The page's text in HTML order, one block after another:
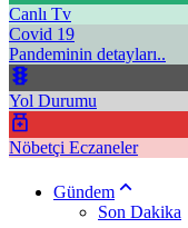
Canlı Tv
Covid 19
Pandeminin detayları..
Yol Durumu
Nöbetçi Eczaneler
Gündem
Son Dakika